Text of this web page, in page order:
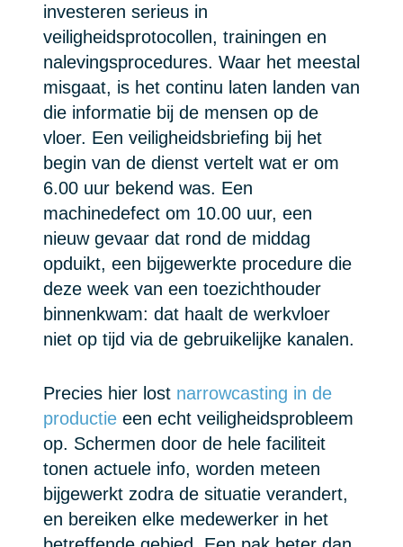
investeren serieus in
veiligheidsprotocollen, trainingen en
nalevingsprocedures. Waar het meestal
misgaat, is het continu laten landen van
die informatie bij de mensen op de
vloer. Een veiligheidsbriefing bij het
begin van de dienst vertelt wat er om
6.00 uur bekend was. Een
machinedefect om 10.00 uur, een
nieuw gevaar dat rond de middag
opduikt, een bijgewerkte procedure die
deze week van een toezichthouder
binnenkwam: dat haalt de werkvloer
niet op tijd via de gebruikelijke kanalen.
Precies hier lost narrowcasting in de
productie een echt veiligheidsprobleem
op. Schermen door de hele faciliteit
tonen actuele info, worden meteen
bijgewerkt zodra de situatie verandert,
en bereiken elke medewerker in het